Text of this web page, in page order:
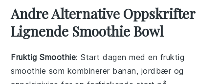
Andre Alternative Oppskrifter
Lignende Smoothie Bowl
Fruktig Smoothie: Start dagen med en fruktig
smoothie som kombinerer banan, jordbær og